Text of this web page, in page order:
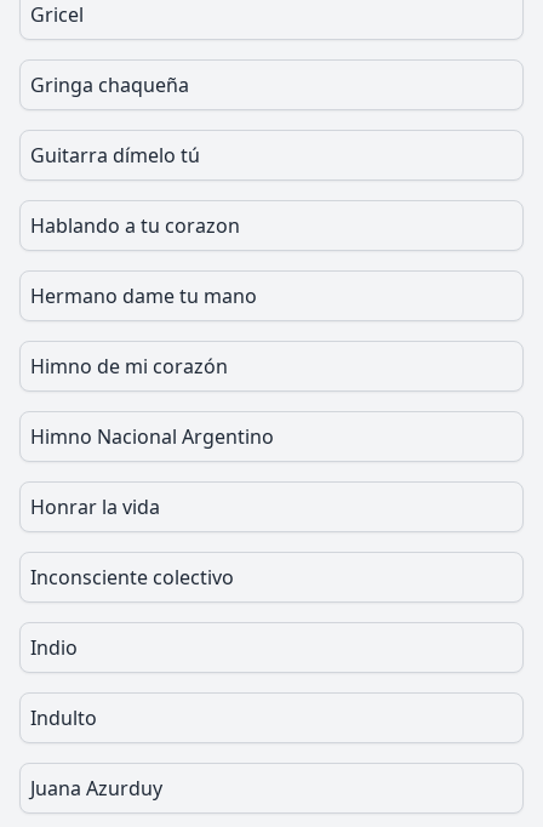
Gricel
Gringa chaqueña
Guitarra dímelo tú
Hablando a tu corazon
Hermano dame tu mano
Himno de mi corazón
Himno Nacional Argentino
Honrar la vida
Inconsciente colectivo
Indio
Indulto
Juana Azurduy